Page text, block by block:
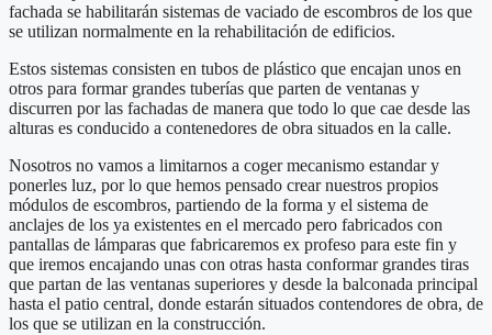
fachada se habilitarán sistemas de vaciado de escombros de los que
se utilizan normalmente en la rehabilitación de edificios.
Estos sistemas consisten en tubos de plástico que encajan unos en
otros para formar grandes tuberías que parten de ventanas y
discurren por las fachadas de manera que todo lo que cae desde las
alturas es conducido a contenedores de obra situados en la calle.
Nosotros no vamos a limitarnos a coger mecanismo estandar y
ponerles luz, por lo que hemos pensado crear nuestros propios
módulos de escombros, partiendo de la forma y el sistema de
anclajes de los ya existentes en el mercado pero fabricados con
pantallas de lámparas que fabricaremos ex profeso para este fin y
que iremos encajando unas con otras hasta conformar grandes tiras
que partan de las ventanas superiores y desde la balconada principal
hasta el patio central, donde estarán situados contendores de obra, de
los que se utilizan en la construcción.